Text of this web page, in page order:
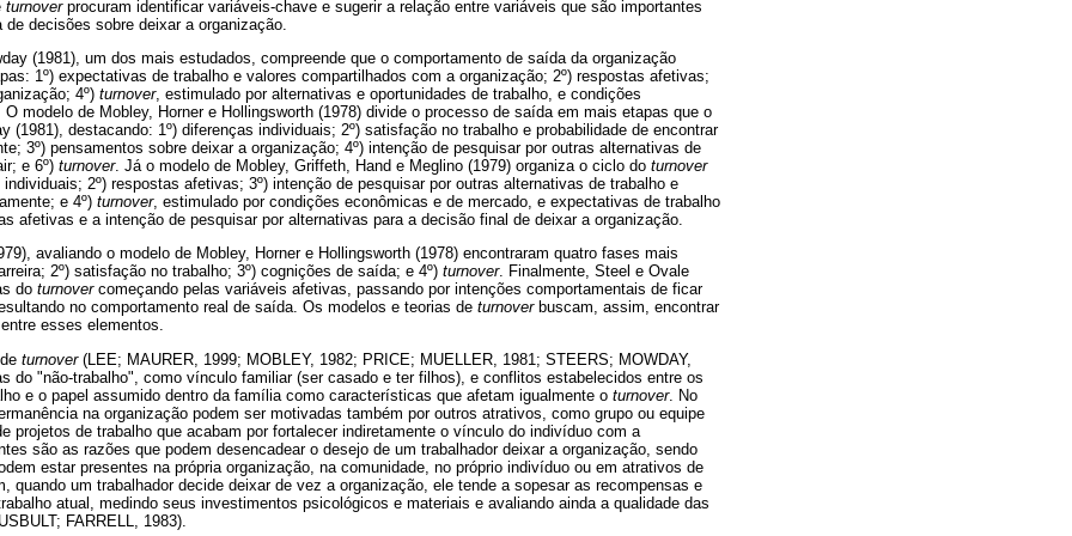
turnoverprocuram identificar variáveis-chave e sugerir a relação entre variáveis que são importantes
decisões sobre deixar a organização.
(1981), um dos mais estudados, compreende que o comportamento de saída da organização
1º) expectativas de trabalho e valores compartilhados com a organização; 2º) respostas afetivas;
4º) turnover, estimulado por alternativas e oportunidades de trabalho, e condições
modelo de Mobley, Horner e Hollingsworth (1978) divide o processo de saída em mais etapas que o
(1981), destacando: 1º) diferenças individuais; 2º) satisfação no trabalho e probabilidade de encontrar
3º) pensamentos sobre deixar a organização; 4º) intenção de pesquisar por outras alternativas de
e 6º) turnover. Já o modelo de Mobley, Griffeth, Hand e Meglino (1979) organiza o ciclo do turnover
2º) respostas afetivas; 3º) intenção de pesquisar por outras alternativas de trabalho e
e 4º) turnover, estimulado por condições econômicas e de mercado, e expectativas de trabalho
afetivas e a intenção de pesquisar por alternativas para a decisão final de deixar a organização.
avaliando o modelo de Mobley, Horner e Hollingsworth (1978) encontraram quatro fases mais
2º) satisfação no trabalho; 3º) cognições de saída; e 4º) turnover. Finalmente, Steel e Ovale
do turnovercomeçando pelas variáveis afetivas, passando por intenções comportamentais de ficar
no comportamento real de saída. Os modelos e teorias de turnoverbuscam, assim, encontrar
esses elementos.
turnover(LEE; MAURER, 1999; MOBLEY, 1982; PRICE; MUELLER, 1981; STEERS; MOWDAY,
do "não-trabalho", como vínculo familiar (ser casado e ter filhos), e conflitos estabelecidos entre os
e o papel assumido dentro da família como características que afetam igualmente o turnover. No
na organização podem ser motivadas também por outros atrativos, como grupo ou equipe
projetos de trabalho que acabam por fortalecer indiretamente o vínculo do indivíduo com a
são as razões que podem desencadear o desejo de um trabalhador deixar a organização, sendo
estar presentes na própria organização, na comunidade, no próprio indivíduo ou em atrativos de
quando um trabalhador decide deixar de vez a organização, ele tende a sopesar as recompensas e
atual, medindo seus investimentos psicológicos e materiais e avaliando ainda a qualidade das
FARRELL, 1983).